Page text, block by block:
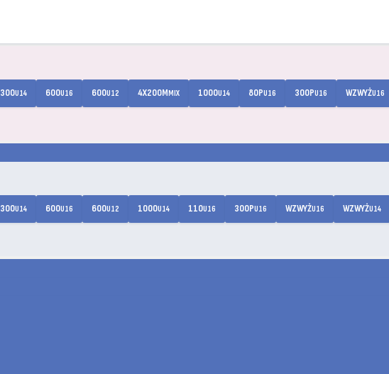
300U14 600U16 600U12 4X200M MIX 1000U14 80PU16 300PU16 WZWYŻU16
300U14 600U16 600U12 1000U14 110U16 300PU16 WZWYŻU16 WZWYŻU14